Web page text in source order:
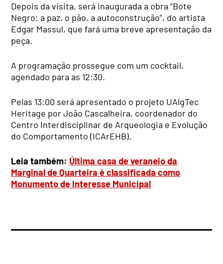
Depois da visita, será inaugurada a obra “Bote
Negro: a paz, o pão, a autoconstrução”, do artista
Edgar Massul, que fará uma breve apresentação da
peça.
A programação prossegue com um cocktail,
agendado para as 12:30.
Pelas 13:00 será apresentado o projeto UAlgTec
Heritage por João Cascalheira, coordenador do
Centro Interdisciplinar de Arqueologia e Evolução
do Comportamento (ICArEHB).
Leia também: Última casa de veraneio da
Marginal de Quarteira é classificada como
Monumento de Interesse Municipal